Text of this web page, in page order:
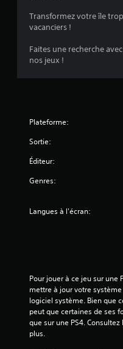
Transformez votre île
vacanciers !
Faites une recherche
nos jeux !
Plateforme:
Sortie:
Éditeur:
Genres:
Langues à l'écran:
Pour jouer à ce jeu sur une
mettre à jour votre
logiciel système. Bien que
peut que certaines de ses
que sur une PS4.
plus.